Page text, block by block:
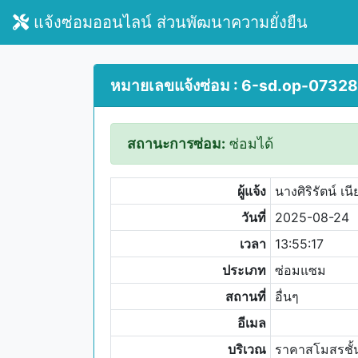
แจ้งซ่อมออนไลน์ ส่วนพัฒนาความยั่งยืน
หมายเลขแจ้งซ่อม : 6-sd.op-07328
สถานะการซ่อม: ซ่อมได้
ผู้แจ้ง นางศิริรัตน์ เ
วันที่ 2025-08-24
เวลา 13:55:17
ประเภท ซ่อมแซม
สถานที่ อื่นๆ
อีเมล
บริเวณ ราคาสโมสรชั้